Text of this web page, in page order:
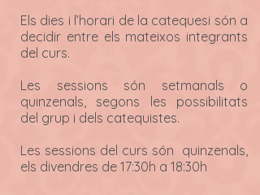
Els dies i l’horari de la catequesi són a
decidir entre els mateixos integrants
del curs.
Les sessions són setmanals o
quinzenals, segons les possibilitats
del grup i dels catequistes.
Les sessions del curs són quinzenals,
els divendres de 17:30h a 18:30h